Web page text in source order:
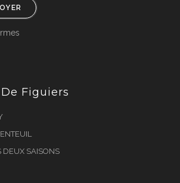
Figuiers
DEUX SAISONS